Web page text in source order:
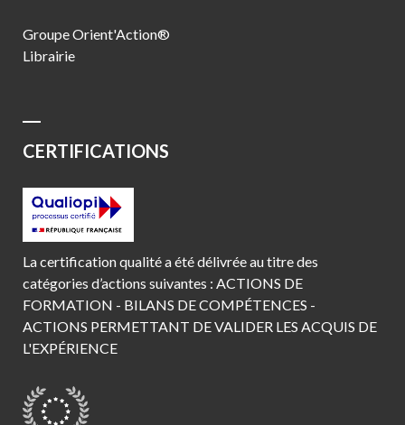
Groupe Orient'Action®
Librairie
CERTIFICATIONS
La certification qualité a été délivrée au titre des
catégories d’actions suivantes : ACTIONS DE
FORMATION - BILANS DE COMPÉTENCES -
ACTIONS PERMETTANT DE VALIDER LES ACQUIS DE
L'EXPÉRIENCE